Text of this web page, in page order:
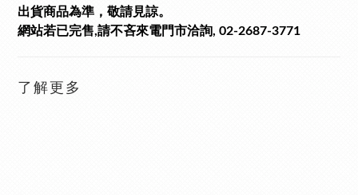
出貨商品為準，敬請見諒。
網站若已完售,請不吝來電門市洽詢, 02-2687-3771
了解更多